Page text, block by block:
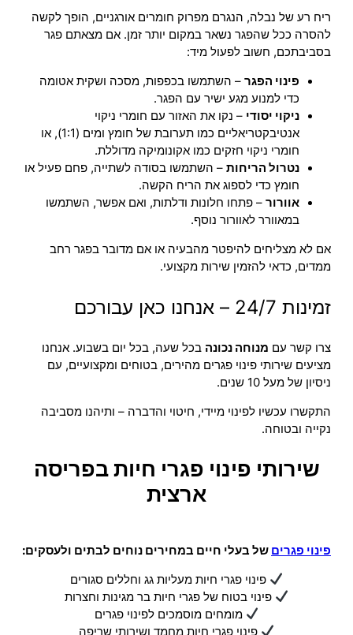
ריח רע של נבלה, הנגרם מפרוק חומרים אורגניים, הופך לקשה
להסרה ככל שהפגר נשאר במקום יותר זמן. אם מצאתם פגר
בסביבתכם, חשוב לפעול מיד:
פינוי הפגר – השתמשו בכפפות, מסכה ושקית אטומה
כדי למנוע מגע ישיר עם הפגר.
ניקוי יסודי – נקו את האזור עם חומרי ניקוי
אנטיבקטריאליים כמו תערובת של חומץ ומים (1:1), או
חומרי ניקוי חזקים כמו אקונומיקה מדוללת.
נטרול הריחות – השתמשו בסודה לשתייה, פחם פעיל או
חומץ כדי לספוג את הריח הקשה.
אוורור – פתחו חלונות ודלתות, ואם אפשר, השתמשו
במאוורר לאוורור נוסף.
אם לא מצליחים להיפטר מהבעיה או אם מדובר בפגר רחב
ממדים, כדאי להזמין שירות מקצועי.
זמינות 24/7 – אנחנו כאן עבורכם
צרו קשר עם מנוחה נכונה בכל שעה, בכל יום בשבוע. אנחנו
מציעים שירותי פינוי פגרים מהירים, בטוחים ומקצועיים, עם
ניסיון של מעל 10 שנים.
התקשרו עכשיו לפינוי מיידי, חיטוי והדברה – ותיהנו מסביבה
נקייה ובטוחה.
שירותי פינוי פגרי חיות בפריסה
ארצית
פינוי פגרים של בעלי חיים במחירים נוחים לבתים ולעסקים:
פינוי פגרי חיות מעליות גג וחללים סגורים
פינוי בטוח של פגרי חיות בר מגינות וחצרות
מומחים מוסמכים לפינוי פגרים
פינוי פגרי חיות מחמד ושירותי שריפה